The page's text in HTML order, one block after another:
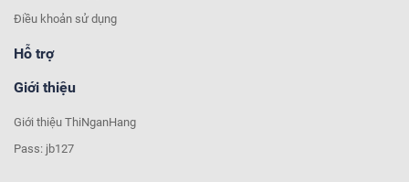
Điều khoản sử dụng
Hỗ trợ
Giới thiệu
Giới thiệu ThiNganHang
Pass: jb127